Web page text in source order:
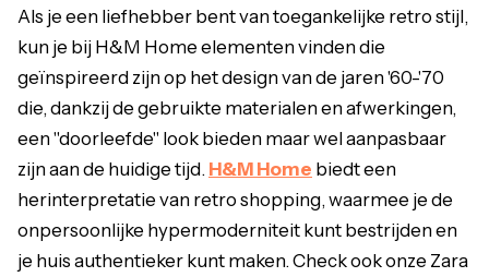
Als je een liefhebber bent van toegankelijke retro stijl,
kun je bij H&M Home elementen vinden die
geïnspireerd zijn op het design van de jaren '60-'70
die, dankzij de gebruikte materialen en afwerkingen,
een "doorleefde" look bieden maar wel aanpasbaar
zijn aan de huidige tijd. H&M Home biedt een
herinterpretatie van retro shopping, waarmee je de
onpersoonlijke hypermoderniteit kunt bestrijden en
je huis authentieker kunt maken. Check ook onze Zara